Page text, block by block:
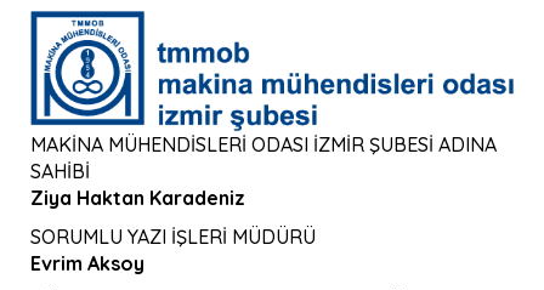
MAKİNA MÜHENDİSLERİ ODASI İZMİR ŞUBESİ ADINA
SAHİBİ
Ziya Haktan Karadeniz
SORUMLU YAZI İŞLERİ MÜDÜRÜ
Evrim Aksoy